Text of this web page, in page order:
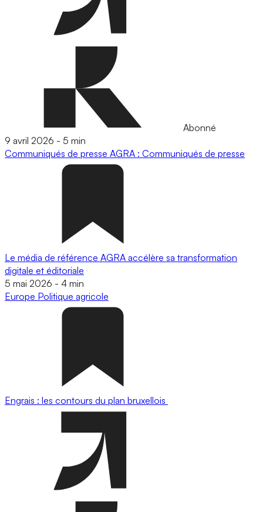
Abonné
9 avril 2026 - 5 min
Communiqués de presse AGRA : Communiqués de presse
Le média de référence AGRA accélère sa transformation
digitale et éditoriale
5 mai 2026 - 4 min
Europe Politique agricole
Engrais : les contours du plan bruxellois